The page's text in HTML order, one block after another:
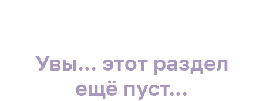
Увы... этот раздел
ещё пуст...